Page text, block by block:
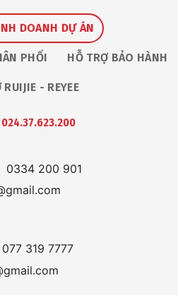
DOANH DỰ ÁN
PHỐI HỖ TRỢ BẢO HÀNH
RUIJIE - REYEE
024.37.623.200
0334 200 901
077 319 7777